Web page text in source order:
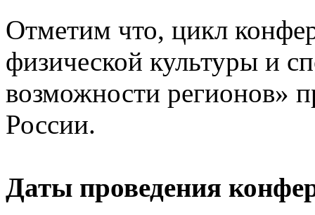
Отметим что, цикл
физической культуры и
возможности регионов»
России.
Даты проведения